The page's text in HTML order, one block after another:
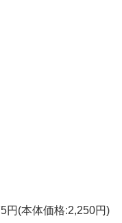
円(本体価格:2,250円)